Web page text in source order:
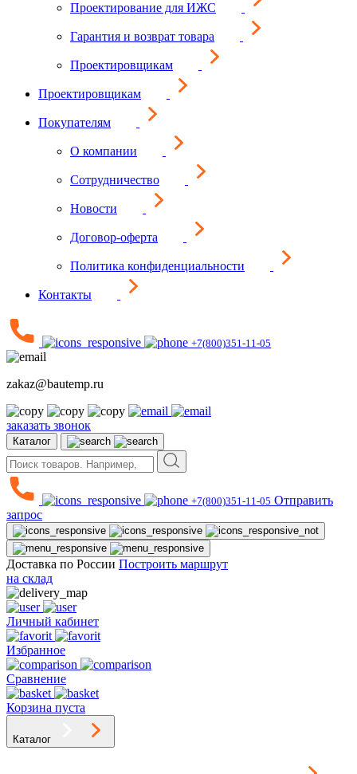
Проектирование для ИЖС
Гарантия и возврат товара
Проектировщикам
Проектировщикам
Покупателям
О компании
Сотрудничество
Новости
Договор-оферта
Политика конфиденциальности
Контакты
+7(800)351-11-05
zakaz@bautemp.ru
заказать звонок
Каталог
+7(800)351-11-05 Отправить
запрос
Доставка по России Построить маршрут
на склад
Личный кабинет
Избранное
Сравнение
Корзина пуста
Каталог